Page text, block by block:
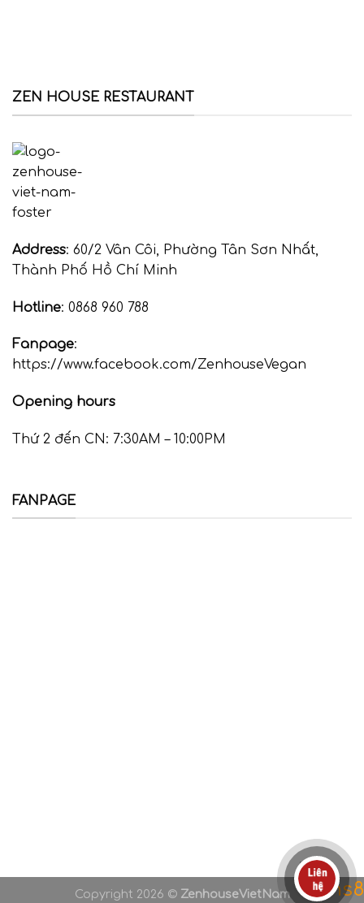
ZEN HOUSE RESTAURANT
Address: 60/2 Vân Côi, Phường Tân Sơn Nhất,
Thành Phố Hồ Chí Minh
Hotline: 0868 960 788
Fanpage:
https://www.facebook.com/ZenhouseVegan
Opening hours
Thứ 2 đến CN: 7:30AM – 10:00PM
FANPAGE
Copyright 2026 © ZenhouseVietNam